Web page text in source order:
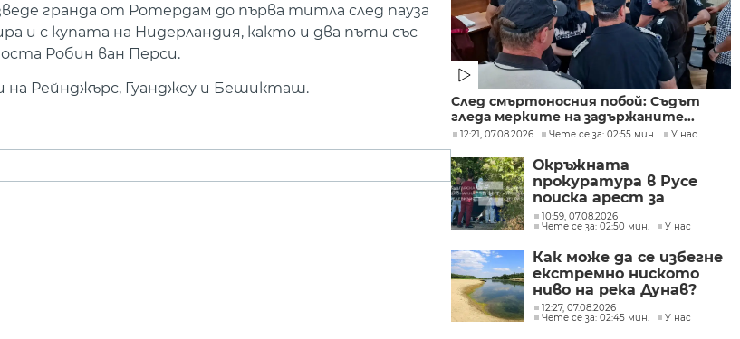
гранда от Ротердам до първа титла след пауза
и с купата на Нидерландия, както и два пъти със
Робин ван Перси.
на Рейнджърс, Гуанджоу и Бешикташ.
След смъртоносния побой: Съдът
гледа мерките на задържаните...
12:21, 07.08.2026 Чете се за: 02:55 мин. У нас
Окръжната
прокуратура в Русе
поиска арест за
петима от
участниците в
групите, свързани с
разбитата
лаборатория за
фентанил
10:59, 07.08.2026
Чете се за: 02:50 мин.
У нас
Как може да се избегне
екстремно ниското
ниво на река Дунав?
12:27, 07.08.2026
Чете се за: 02:45 мин.
У нас